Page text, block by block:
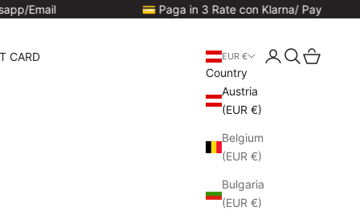
💳 Paga in 3 Rate con Klarna/ PayPal
CARD EUR €
Country
Austria
(EUR €)
Belgium
(EUR €)
Bulgaria
(EUR €)
LoginSearch
Cart